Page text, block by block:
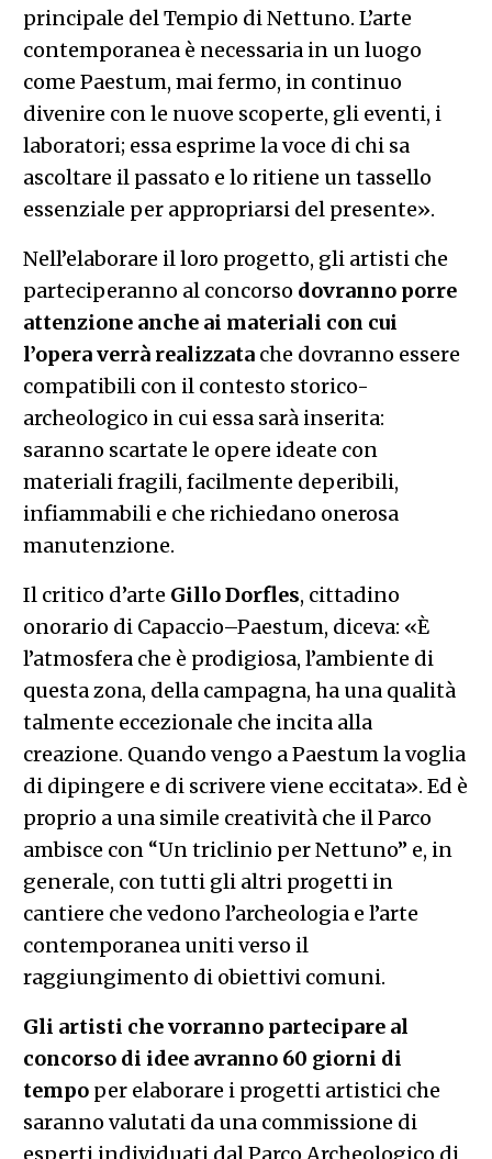
principale del Tempio di Nettuno. L’arte
contemporanea è necessaria in un luogo
come Paestum, mai fermo, in continuo
divenire con le nuove scoperte, gli eventi, i
laboratori; essa esprime la voce di chi sa
ascoltare il passato e lo ritiene un tassello
essenziale per appropriarsi del presente».
Nell’elaborare il loro progetto, gli artisti che
parteciperanno al concorso dovranno porre
attenzione anche ai materiali con cui
l’opera verrà realizzatache dovranno essere
compatibili con il contesto storico-
archeologico in cui essa sarà inserita:
saranno scartate le opere ideate con
materiali fragili, facilmente deperibili,
infiammabili e che richiedano onerosa
manutenzione.
Il critico d’arte Gillo Dorfles, cittadino
onorario di Capaccio–Paestum, diceva: «È
l’atmosfera che è prodigiosa, l’ambiente di
questa zona, della campagna, ha una qualità
talmente eccezionale che incita alla
creazione. Quando vengo a Paestum la voglia
di dipingere e di scrivere viene eccitata». Ed è
proprio a una simile creatività che il Parco
ambisce con “Un triclinio per Nettuno” e, in
generale, con tutti gli altri progetti in
cantiere che vedono l’archeologia e l’arte
contemporanea uniti verso il
raggiungimento di obiettivi comuni.
Gli artisti che vorranno partecipare al
concorso di idee avranno 60 giorni di
tempoper elaborare i progetti artistici che
saranno valutati da una commissione di
esperti individuati dal Parco Archeologico di